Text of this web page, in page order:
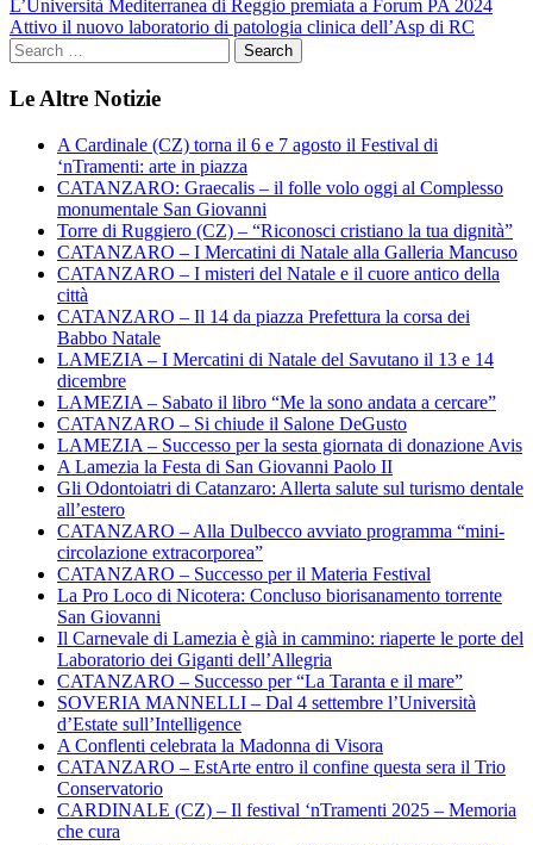
Navigazione
articoli
L’Università Mediterranea di Reggio premiata a Forum PA 2024
Attivo il nuovo laboratorio di patologia clinica dell’Asp di RC
Le Altre Notizie
A Cardinale (CZ) torna il 6 e 7 agosto il Festival di
‘nTramenti: arte in piazza
CATANZARO: Graecalis – il folle volo oggi al Complesso
monumentale San Giovanni
Torre di Ruggiero (CZ) – “Riconosci cristiano la tua dignità”
CATANZARO – I Mercatini di Natale alla Galleria Mancuso
CATANZARO – I misteri del Natale e il cuore antico della
città
CATANZARO – Il 14 da piazza Prefettura la corsa dei
Babbo Natale
LAMEZIA – I Mercatini di Natale del Savutano il 13 e 14
dicembre
LAMEZIA – Sabato il libro “Me la sono andata a cercare”
CATANZARO – Si chiude il Salone DeGusto
LAMEZIA – Successo per la sesta giornata di donazione Avis
A Lamezia la Festa di San Giovanni Paolo II
Gli Odontoiatri di Catanzaro: Allerta salute sul turismo dentale
all’estero
CATANZARO – Alla Dulbecco avviato programma “mini-
circolazione extracorporea”
CATANZARO – Successo per il Materia Festival
La Pro Loco di Nicotera: Concluso biorisanamento torrente
San Giovanni
Il Carnevale di Lamezia è già in cammino: riaperte le porte del
Laboratorio dei Giganti dell’Allegria
CATANZARO – Successo per “La Taranta e il mare”
SOVERIA MANNELLI – Dal 4 settembre l’Università
d’Estate sull’Intelligence
A Conflenti celebrata la Madonna di Visora
CATANZARO – EstArte entro il confine questa sera il Trio
Conservatorio
CARDINALE (CZ) – Il festival ‘nTramenti 2025 – Memoria
che cura